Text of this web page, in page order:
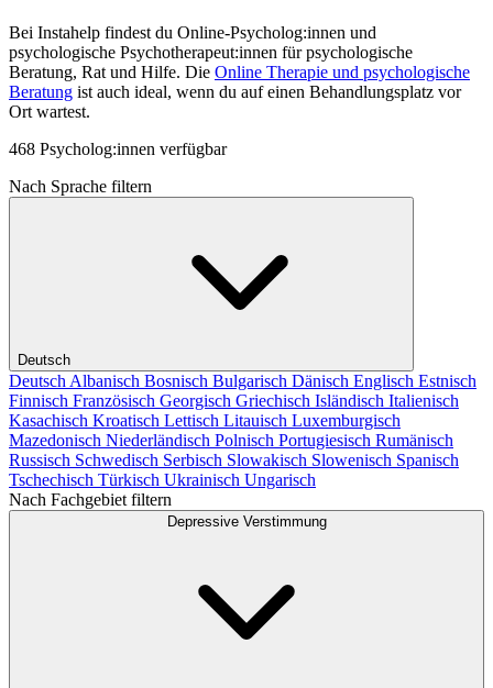
Bei Instahelp findest du Online-Psycholog:innen und
psychologische Psychotherapeut:innen für psychologische
Beratung, Rat und Hilfe. Die Online Therapie und psychologische
Beratung ist auch ideal, wenn du auf einen Behandlungsplatz vor
Ort wartest.
468 Psycholog:innen verfügbar
Nach Sprache filtern
Deutsch
Deutsch Albanisch Bosnisch Bulgarisch Dänisch Englisch Estnisch
Finnisch Französisch Georgisch Griechisch Isländisch Italienisch
Kasachisch Kroatisch Lettisch Litauisch Luxemburgisch
Mazedonisch Niederländisch Polnisch Portugiesisch Rumänisch
Russisch Schwedisch Serbisch Slowakisch Slowenisch Spanisch
Tschechisch Türkisch Ukrainisch Ungarisch
Nach Fachgebiet filtern
Depressive Verstimmung